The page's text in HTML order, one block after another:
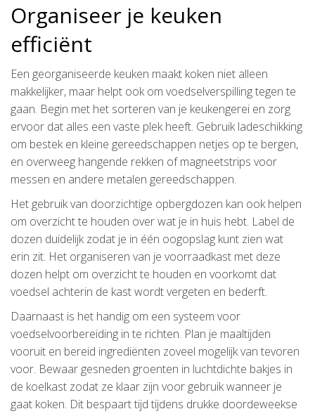
Organiseer je keuken
efficiënt
Een georganiseerde keuken maakt koken niet alleen
makkelijker, maar helpt ook om voedselverspilling tegen te
gaan. Begin met het sorteren van je keukengerei en zorg
ervoor dat alles een vaste plek heeft. Gebruik ladeschikking
om bestek en kleine gereedschappen netjes op te bergen,
en overweeg hangende rekken of magneetstrips voor
messen en andere metalen gereedschappen.
Het gebruik van doorzichtige opbergdozen kan ook helpen
om overzicht te houden over wat je in huis hebt. Label de
dozen duidelijk zodat je in één oogopslag kunt zien wat
erin zit. Het organiseren van je voorraadkast met deze
dozen helpt om overzicht te houden en voorkomt dat
voedsel achterin de kast wordt vergeten en bederft.
Daarnaast is het handig om een systeem voor
voedselvoorbereiding in te richten. Plan je maaltijden
vooruit en bereid ingrediënten zoveel mogelijk van tevoren
voor. Bewaar gesneden groenten in luchtdichte bakjes in
de koelkast zodat ze klaar zijn voor gebruik wanneer je
gaat koken. Dit bespaart tijd tijdens drukke doordeweekse